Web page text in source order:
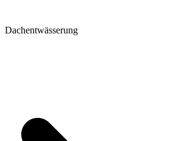
Dachentwässerung